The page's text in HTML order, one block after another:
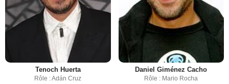
Tenoch Huerta
Rôle : Adán Cruz
Daniel Giménez Cacho
Rôle : Mario Rocha